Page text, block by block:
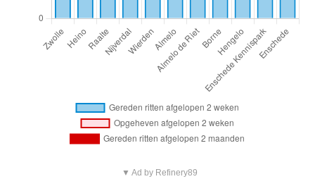
▼ Ad by Refinery89